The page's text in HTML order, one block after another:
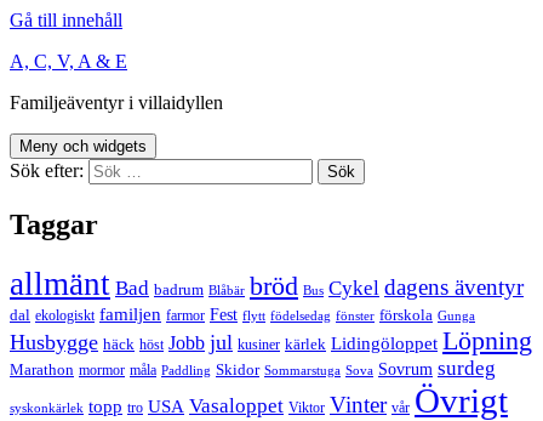
Gå till innehåll
A, C, V, A & E
Familjeäventyr i villaidyllen
Meny och widgets
Sök efter:
Taggar
allmänt Bad badrum Blåbär bröd Bus Cykel dagens äventyr
dal ekologiskt familjen farmor Fest flytt födelsedag fönster förskola Gunga
Husbygge häck höst Jobb jul kusiner kärlek Lidingöloppet Löpning
Marathon mormor måla Paddling Skidor Sommarstuga Sova Sovrum surdeg
syskonkärlek topp tro USA Vasaloppet Viktor Vinter vår Övrigt